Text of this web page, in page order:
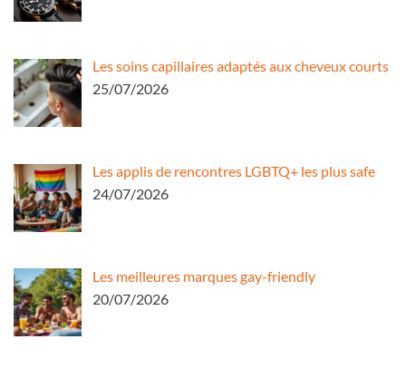
Les soins capillaires adaptés aux cheveux courts
25/07/2026
Les applis de rencontres LGBTQ+ les plus safe
24/07/2026
Les meilleures marques gay-friendly
20/07/2026